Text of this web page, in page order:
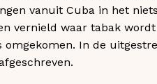
vanuit Cuba in het
vernield waar tabak
In de